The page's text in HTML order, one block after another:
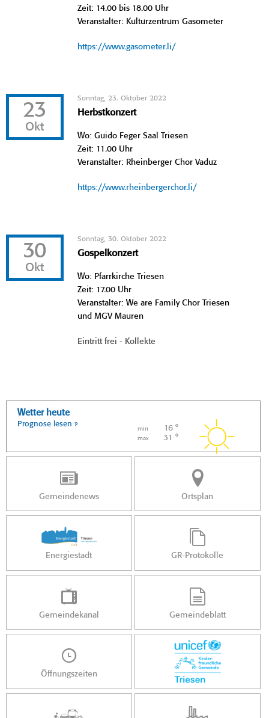
Zeit: 14.00 bis 18.00 Uhr
Veranstalter: Kulturzentrum Gasometer
https://www.gasometer.li/
23
Okt
Sonntag, 23. Oktober 2022
Herbstkonzert
Wo: Guido Feger Saal Triesen
Zeit: 11.00 Uhr
Veranstalter: Rheinberger Chor Vaduz
https://www.rheinbergerchor.li/
30
Okt
Sonntag, 30. Oktober 2022
Gospelkonzert
Wo: Pfarrkirche Triesen
Zeit: 17.00 Uhr
Veranstalter: We are Family Chor Triesen
und MGV Mauren
Eintritt frei - Kollekte
Wetter heute
Prognose lesen »
min 16 °
max 31 °
Gemeindenews Ortsplan
Energiestadt GR-Protokolle
Gemeindekanal Gemeindeblatt
Öffnungszeiten